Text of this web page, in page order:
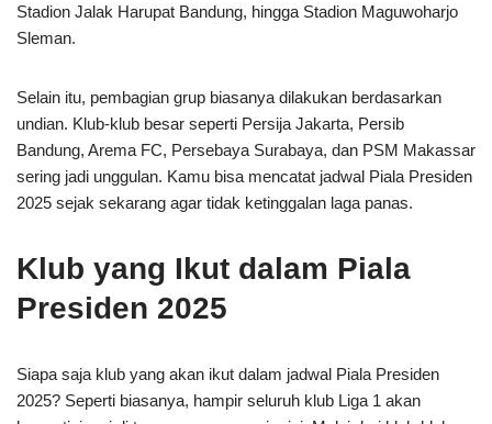
Stadion Jalak Harupat Bandung, hingga Stadion Maguwoharjo
Sleman.
Selain itu, pembagian grup biasanya dilakukan berdasarkan
undian. Klub-klub besar seperti Persija Jakarta, Persib
Bandung, Arema FC, Persebaya Surabaya, dan PSM Makassar
sering jadi unggulan. Kamu bisa mencatat jadwal Piala Presiden
2025 sejak sekarang agar tidak ketinggalan laga panas.
Klub yang Ikut dalam Piala
Presiden 2025
Siapa saja klub yang akan ikut dalam jadwal Piala Presiden
2025? Seperti biasanya, hampir seluruh klub Liga 1 akan